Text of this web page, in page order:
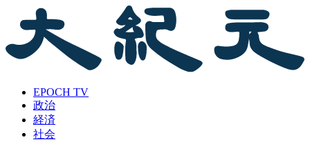
EPOCH TV
政治
経済
社会